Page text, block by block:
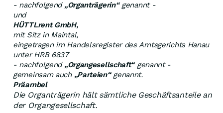
- nachfolgend „Organträgerin“ genannt -
und
HÜTTLrent GmbH,
mit Sitz in Maintal,
eingetragen im Handelsregister des Amtsgerichts Hanau
unter HRB 6837
- nachfolgend „Organgesellschaft“ genannt -
gemeinsam auch „Parteien“ genannt.
Präambel
Die Organträgerin hält sämtliche Geschäftsanteile an
der Organgesellschaft.